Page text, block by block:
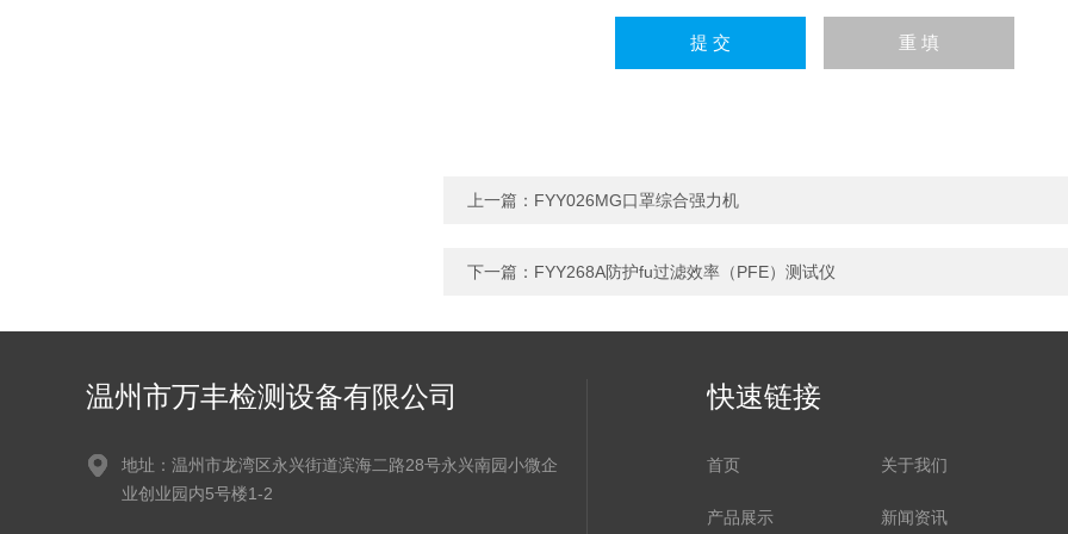
上一篇： FYY026MG口罩综合强力机
下一篇： FYY268A防护fu过滤效率（PFE）测试仪
温州市万丰检测设备有限公司
地址：温州市龙湾区永兴街道滨海二路28号永兴南园小微企
业创业园内5号楼1-2
快速链接
首页 关于我们
产品展示 新闻资讯